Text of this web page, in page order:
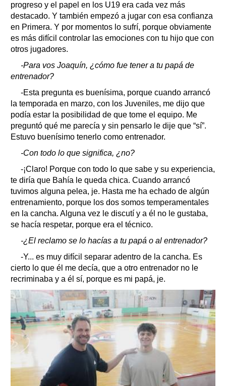
progreso y el papel en los U19 era cada vez más
destacado. Y también empezó a jugar con esa confianza
en Primera. Y por momentos lo sufrí, porque obviamente
es más difícil controlar las emociones con tu hijo que con
otros jugadores.
-Para vos Joaquín, ¿cómo fue tener a tu papá de
entrenador?
-Esta pregunta es buenísima, porque cuando arrancó
la temporada en marzo, con los Juveniles, me dijo que
podía estar la posibilidad de que tome el equipo. Me
preguntó qué me parecía y sin pensarlo le dije que “sí”.
Estuvo buenísimo tenerlo como entrenador.
-Con todo lo que significa, ¿no?
-¡Claro! Porque con todo lo que sabe y su experiencia,
te diría que Bahía le queda chica. Cuando arrancó
tuvimos alguna pelea, je. Hasta me ha echado de algún
entrenamiento, porque los dos somos temperamentales
en la cancha. Alguna vez le discutí y a él no le gustaba,
se hacía respetar, porque era el técnico.
-¿El reclamo se lo hacías a tu papá o al entrenador?
-Y... es muy difícil separar adentro de la cancha. Es
cierto lo que él me decía, que a otro entrenador no le
recriminaba y a él sí, porque es mi papá, je.